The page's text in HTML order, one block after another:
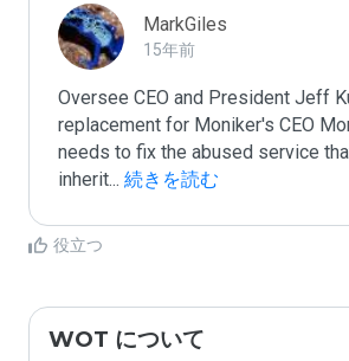
MarkGiles
15年前
Oversee CEO and President Jeff
replacement for Moniker's CEO
needs to fix the abused service
inherit... 続きを読む
役立つ
WOT について